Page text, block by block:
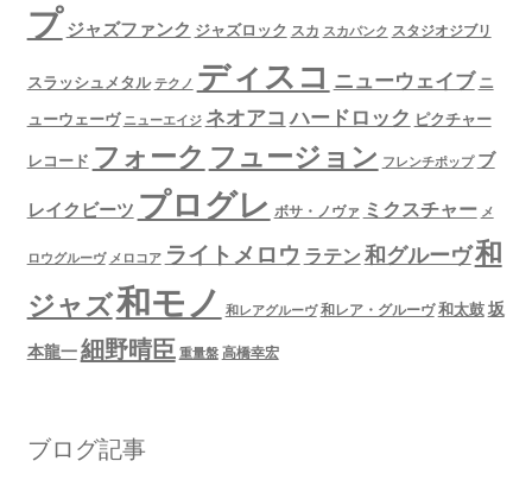
プ ジャズファンク ジャズロック スカ スカパンク スタジオジブリ
スラッシュメタル テクノ ディスコ ニューウェイブ ニ
ューウェーヴ ニューエイジ ネオアコ ハードロック ピクチャー
レコード フォーク フュージョン フレンチポップ ブ
レイクビーツ プログレ ボサ・ノヴァ ミクスチャー メ
ロウグルーヴ メロコア ライトメロウ ラテン 和グルーヴ和
ジャズ和モノ 和レアグルーヴ 和レア・グルーヴ 和太鼓坂
本龍一細野晴臣 重量盤 高橋幸宏
ブログ記事